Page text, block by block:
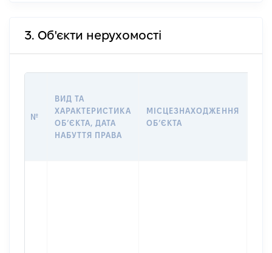
3. Об'єкти нерухомості
№
ВИД ТА
ХАРАКТЕРИСТИКА
ОБʼЄКТА, ДАТА
НАБУТТЯ ПРАВА
МІСЦЕЗНАХОДЖЕННЯ
ОБʼЄКТА